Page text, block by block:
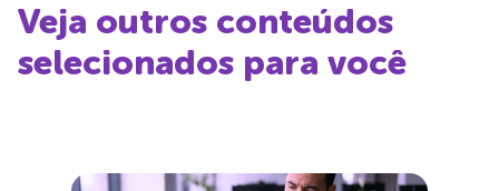
Veja outros conteúdos
selecionados para você